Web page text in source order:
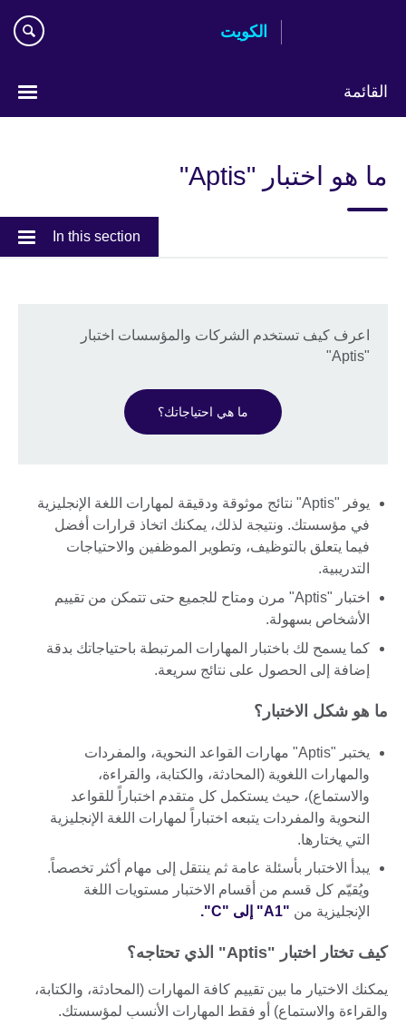
الكويت
القائمة
ما هو اختبار "Aptis"
In this section
اعرف كيف تستخدم الشركات والمؤسسات اختبار
"Aptis"
ما هي احتياجاتك؟
يوفر "Aptis" نتائج موثوقة ودقيقة لمهارات اللغة الإنجليزية
في مؤسستك. ونتيجة لذلك، يمكنك اتخاذ قرارات أفضل
فيما يتعلق بالتوظيف، وتطوير الموظفين والاحتياجات
التدريبية.
اختبار "Aptis" مرن ومتاح للجميع حتى تتمكن من تقييم
الأشخاص بسهولة.
كما يسمح لك باختبار المهارات المرتبطة باحتياجاتك بدقة
إضافة إلى الحصول على نتائج سريعة.
ما هو شكل الاختبار؟
يختبر "Aptis" مهارات القواعد النحوية، والمفردات
والمهارات اللغوية (المحادثة، والكتابة، والقراءة،
والاستماع)، حيث يستكمل كل متقدم اختباراً للقواعد
النحوية والمفردات يتبعه اختباراً لمهارات اللغة الإنجليزية
التي يختارها.
يبدأ الاختبار بأسئلة عامة ثم ينتقل إلى مهام أكثر تخصصاً.
ويُقيّم كل قسم من أقسام الاختبار مستويات اللغة
الإنجليزية من "A1" إلى "C".
كيف تختار اختبار "Aptis" الذي تحتاجه؟
يمكنك الاختيار ما بين تقييم كافة المهارات (المحادثة، والكتابة،
والقراءة والاستماع) أو فقط المهارات الأنسب لمؤسستك.